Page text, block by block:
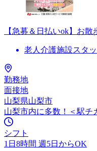
【急募＆日払いok】お
老人介護施設スタ
勤務地
面接地
山梨県山梨市
山梨市内に多数！＜駅チ
シフト
1日8時間 週5日からOK